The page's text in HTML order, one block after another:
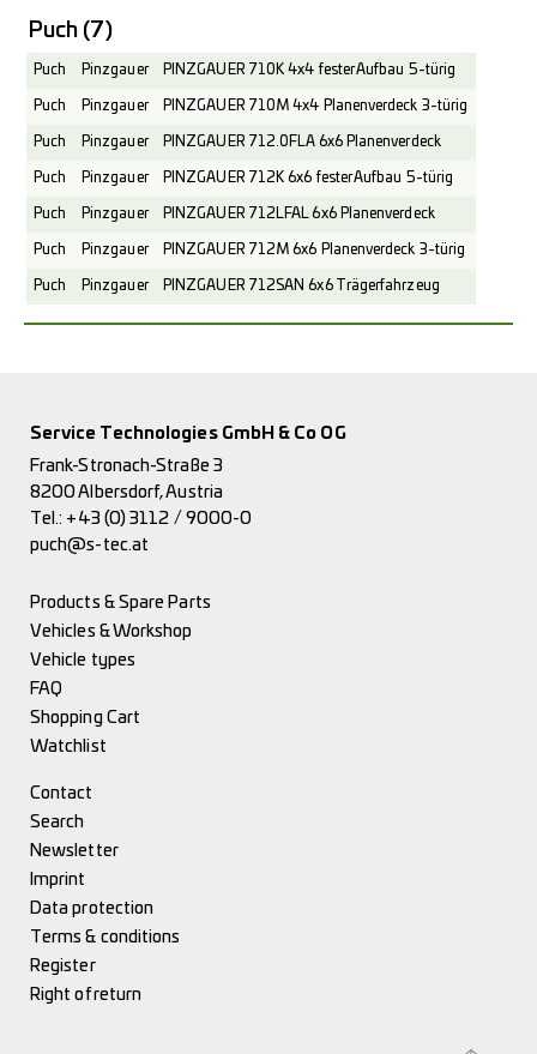
Puch (7)
Puch Pinzgauer PINZGAUER 710K 4x4 fester Aufbau 5-türig
Puch Pinzgauer PINZGAUER 710M 4x4 Planenverdeck 3-türig
Puch Pinzgauer PINZGAUER 712.0FLA 6x6 Planenverdeck
Puch Pinzgauer PINZGAUER 712K 6x6 fester Aufbau 5-türig
Puch Pinzgauer PINZGAUER 712LFAL 6x6 Planenverdeck
Puch Pinzgauer PINZGAUER 712M 6x6 Planenverdeck 3-türig
Puch Pinzgauer PINZGAUER 712SAN 6x6 Trägerfahrzeug
Service Technologies GmbH & Co OG
Frank-Stronach-Straße 3
8200 Albersdorf, Austria
Tel.: +43 (0) 3112 / 9000-0
puch@s-tec.at
Products & Spare Parts
Vehicles & Workshop
Vehicle types
FAQ
Shopping Cart
Watchlist
Contact
Search
Newsletter
Imprint
Data protection
Terms & conditions
Register
Right of return